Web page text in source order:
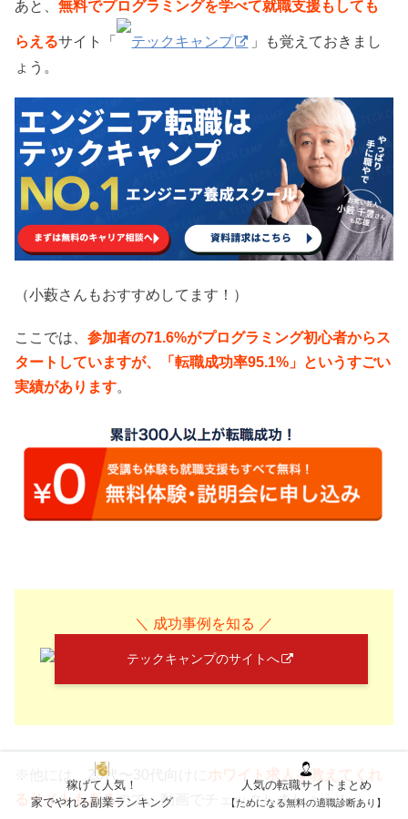
あと、無料でプログラミングを学べて就職支援もしても
らえるサイト「 テックキャンプ
」も覚えておきまし
ょう。
（小藪さんもおすすめしてます！）
ここでは、参加者の71.6%がプログラミング初心者からス
タートしていますが、「転職成功率95.1%」というすごい
実績があります。
＼ 成功事例を知る ／
テックキャンプのサイトへ
※他には、20代〜30代向けに ホワイト求人を教えてくれ
るサイトもあるので、動画でチェックしましょう！
稼げて人気！
家でやれる副業ランキング
人気の転職サイトまとめ
【ためになる無料の適職診断あり】